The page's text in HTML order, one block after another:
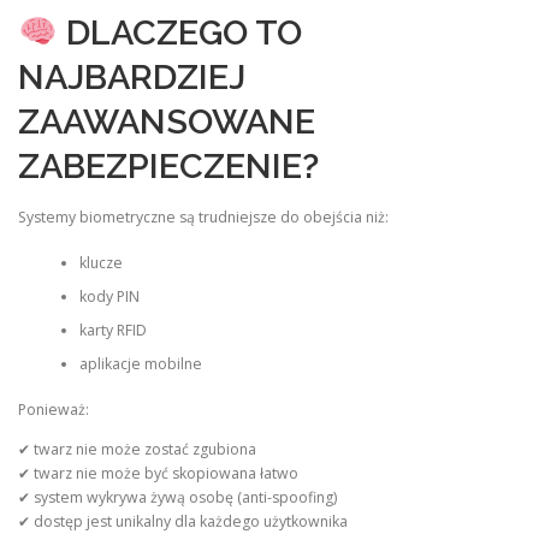
DLACZEGO TO
NAJBARDZIEJ
ZAAWANSOWANE
ZABEZPIECZENIE?
Systemy biometryczne są trudniejsze do obejścia niż:
klucze
kody PIN
karty RFID
aplikacje mobilne
Ponieważ:
✔ twarz nie może zostać zgubiona
✔ twarz nie może być skopiowana łatwo
✔ system wykrywa żywą osobę (anti-spoofing)
✔ dostęp jest unikalny dla każdego użytkownika